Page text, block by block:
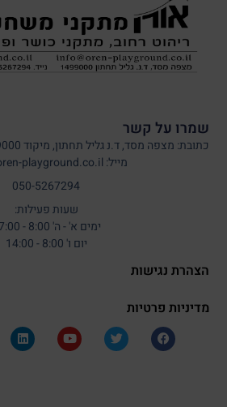
שמרו על קשר
כתובת: מצפה מסד, ד.נ גליל תחתון, מיקוד 1499000
מייל: info@oren-playground.co.il
050-5267294
שעות פעילות:
ימים א' - ה' 8:00 - 17:00
יום ו' 8:00 - 14:00
הצהרת נגישות
מדיניות פרטיות